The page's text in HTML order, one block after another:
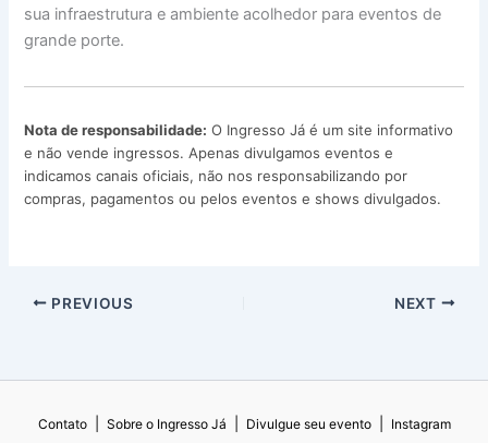
sua infraestrutura e ambiente acolhedor para eventos de
grande porte.
Nota de responsabilidade: O Ingresso Já é um site informativo
e não vende ingressos. Apenas divulgamos eventos e
indicamos canais oficiais, não nos responsabilizando por
compras, pagamentos ou pelos eventos e shows divulgados.
PREVIOUS NEXT
Contato Sobre o Ingresso Já Divulgue seu evento Instagram